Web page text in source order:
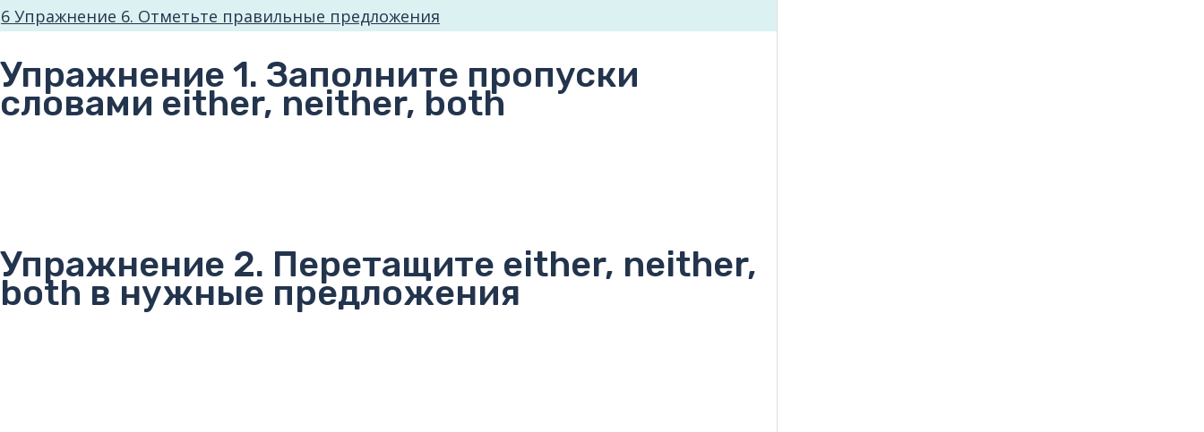
6 Упражнение 6. Отметьте правильные предложения
Упражнение 1. Заполните пропуски
словами either, neither, both
Упражнение 2. Перетащите either, neither,
both в нужные предложения